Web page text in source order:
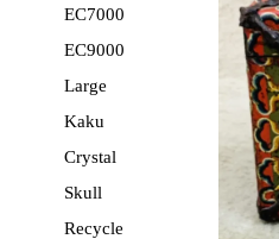
EC7000
EC9000
Large
Kaku
Crystal
Skull
Recycle